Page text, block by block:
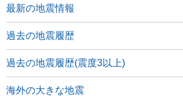
最新の地震情報
過去の地震履歴
過去の地震履歴(震度3以上)
海外の大きな地震